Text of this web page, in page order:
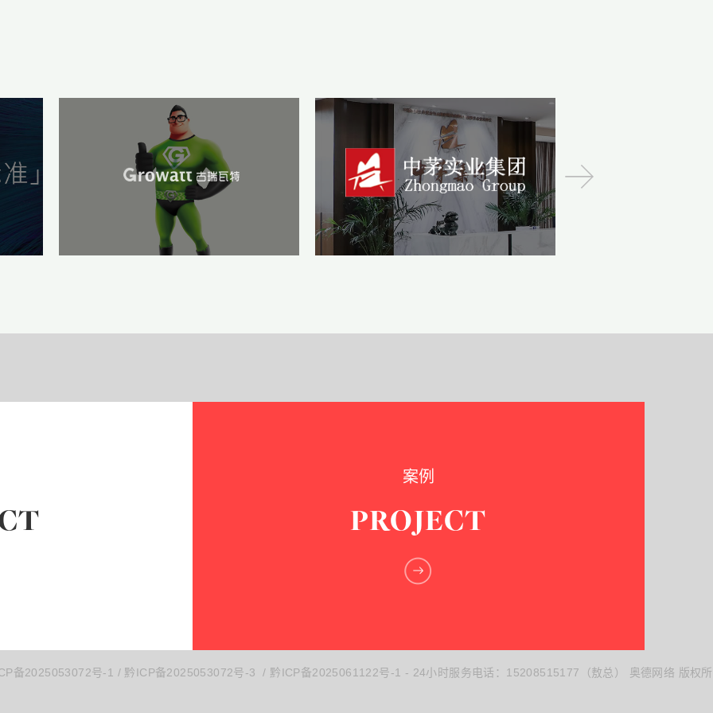
案例
PROJECT
备2025053072号-1 / 黔ICP备2025053072号-3 / 黔ICP备2025061122号-1 - 24小时服务电话：15208515177（敖总） 奥德网络 版权所